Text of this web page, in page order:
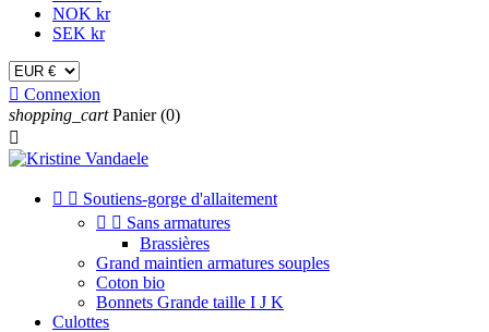
NOK kr
SEK kr
 Connexion
shopping_cart Panier (0)

  Soutiens-gorge d'allaitement
  Sans armatures
Brassières
Grand maintien armatures souples
Coton bio
Bonnets Grande taille I J K
Culottes